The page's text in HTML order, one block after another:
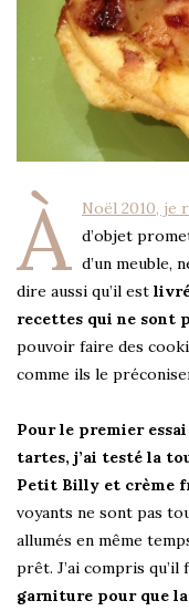
À Noël 2010, je
d’objet
d’un meuble,
dire aussi qu’il est
recettes qui ne sont
pouvoir faire des
comme ils le
Pour le premier
tartes, j’ai testé la
Petit Billy et crème
voyants ne sont pas
allumés en même
prêt. J’ai compris
garniture pour que